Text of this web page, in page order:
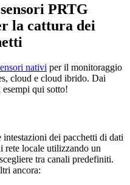
PRTG
la cattura dei
nativi per il monitoraggio
cloud e cloud ibrido. Dai
qui sotto!
dei pacchetti di dati
rete locale utilizzando un
tra canali predefiniti.
ancora: